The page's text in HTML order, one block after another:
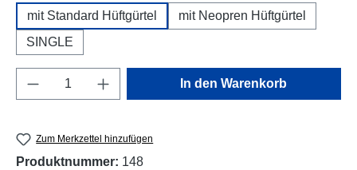
mit Standard Hüftgürtel
mit Neopren Hüftgürtel
SINGLE
Produkt Anzahl: Gib den gewünschten
In den Warenkorb
Zum Merkzettel hinzufügen
Produktnummer: 148